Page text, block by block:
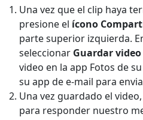
Una vez que el clip haya
presione el ícono
parte superior izquierda.
seleccionar Guardar video
video en la app Fotos de
su app de e-mail para
Una vez guardado el
para responder nuestro